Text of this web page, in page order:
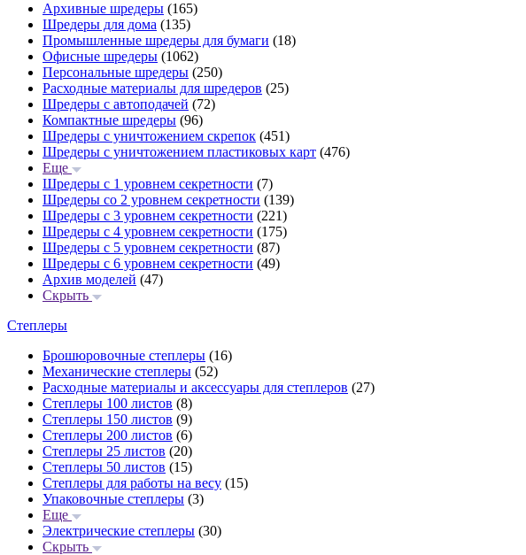
Архивные шредеры (165)
Шредеры для дома (135)
Промышленные шредеры для бумаги (18)
Офисные шредеры (1062)
Персональные шредеры (250)
Расходные материалы для шредеров (25)
Шредеры с автоподачей (72)
Компактные шредеры (96)
Шредеры с уничтожением скрепок (451)
Шредеры с уничтожением пластиковых карт (476)
Еще
Шредеры с 1 уровнем секретности (7)
Шредеры со 2 уровнем секретности (139)
Шредеры с 3 уровнем секретности (221)
Шредеры с 4 уровнем секретности (175)
Шредеры с 5 уровнем секретности (87)
Шредеры с 6 уровнем секретности (49)
Архив моделей (47)
Скрыть
Степлеры
Брошюровочные степлеры (16)
Механические степлеры (52)
Расходные материалы и аксессуары для степлеров (27)
Степлеры 100 листов (8)
Степлеры 150 листов (9)
Степлеры 200 листов (6)
Степлеры 25 листов (20)
Степлеры 50 листов (15)
Степлеры для работы на весу (15)
Упаковочные степлеры (3)
Еще
Электрические степлеры (30)
Скрыть